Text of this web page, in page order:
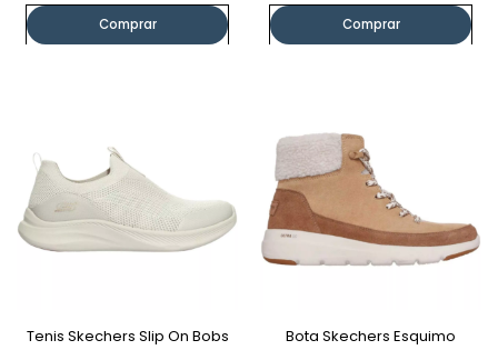
Comprar
Comprar
Tenis Skechers Slip On Bobs Bota Skechers Esquimo